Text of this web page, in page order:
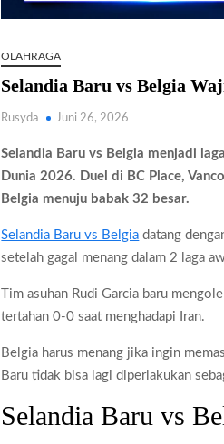
OLAHRAGA
Selandia Baru vs Belgia
Rusyda Juni 26, 2026
Selandia Baru vs Belgia menjadi
Dunia 2026. Duel di BC Place,
Belgia menuju babak 32 besar.
Selandia Baru vs Belgia datang
setelah gagal menang dalam 2 laga
Tim asuhan Rudi Garcia baru
tertahan 0-0 saat menghadapi Iran.
Belgia harus menang jika ingin
Baru tidak bisa lagi diperlakukan
Selandia Baru vs